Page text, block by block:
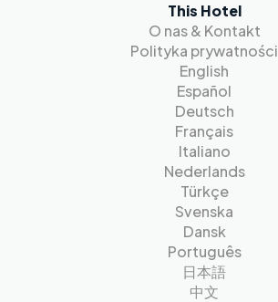
This Hotel
O nas & Kontakt
Polityka prywatności
English
Español
Deutsch
Français
Italiano
Nederlands
Türkçe
Svenska
Dansk
Português
日本語
中文